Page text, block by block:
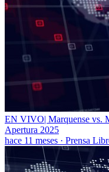
EN VIVO| Marquense vs.
Apertura 2025
hace 11 meses · Prensa